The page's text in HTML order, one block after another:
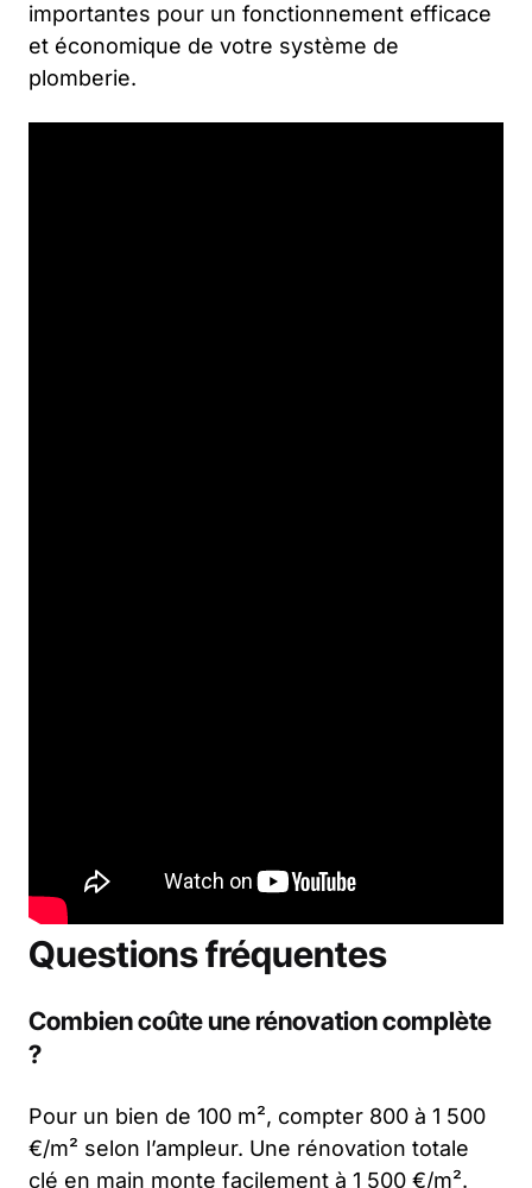
importantes pour un fonctionnement efficace
et économique de votre système de
plomberie.
Questions fréquentes
Combien coûte une rénovation complète
?
Pour un bien de 100 m², compter 800 à 1 500
€/m² selon l’ampleur. Une rénovation totale
clé en main monte facilement à 1 500 €/m².